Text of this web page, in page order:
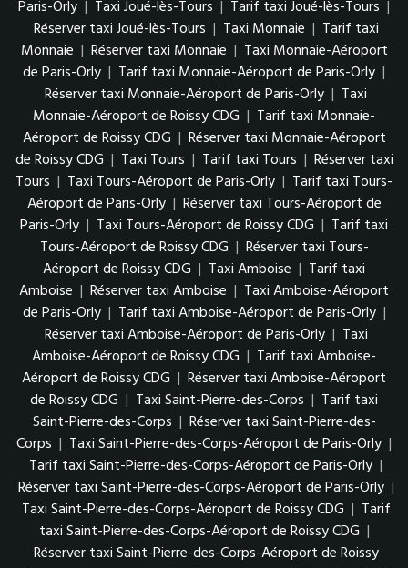
Paris-Orly | Taxi Joué-lès-Tours | Tarif taxi Joué-lès-Tours |
Réserver taxi Joué-lès-Tours | Taxi Monnaie | Tarif taxi
Monnaie | Réserver taxi Monnaie | Taxi Monnaie-Aéroport
de Paris-Orly | Tarif taxi Monnaie-Aéroport de Paris-Orly |
Réserver taxi Monnaie-Aéroport de Paris-Orly | Taxi
Monnaie-Aéroport de Roissy CDG | Tarif taxi Monnaie-
Aéroport de Roissy CDG | Réserver taxi Monnaie-Aéroport
de Roissy CDG | Taxi Tours | Tarif taxi Tours | Réserver taxi
Tours | Taxi Tours-Aéroport de Paris-Orly | Tarif taxi Tours-
Aéroport de Paris-Orly | Réserver taxi Tours-Aéroport de
Paris-Orly | Taxi Tours-Aéroport de Roissy CDG | Tarif taxi
Tours-Aéroport de Roissy CDG | Réserver taxi Tours-
Aéroport de Roissy CDG | Taxi Amboise | Tarif taxi
Amboise | Réserver taxi Amboise | Taxi Amboise-Aéroport
de Paris-Orly | Tarif taxi Amboise-Aéroport de Paris-Orly |
Réserver taxi Amboise-Aéroport de Paris-Orly | Taxi
Amboise-Aéroport de Roissy CDG | Tarif taxi Amboise-
Aéroport de Roissy CDG | Réserver taxi Amboise-Aéroport
de Roissy CDG | Taxi Saint-Pierre-des-Corps | Tarif taxi
Saint-Pierre-des-Corps | Réserver taxi Saint-Pierre-des-
Corps | Taxi Saint-Pierre-des-Corps-Aéroport de Paris-Orly |
Tarif taxi Saint-Pierre-des-Corps-Aéroport de Paris-Orly |
Réserver taxi Saint-Pierre-des-Corps-Aéroport de Paris-Orly |
Taxi Saint-Pierre-des-Corps-Aéroport de Roissy CDG | Tarif
taxi Saint-Pierre-des-Corps-Aéroport de Roissy CDG |
Réserver taxi Saint-Pierre-des-Corps-Aéroport de Roissy